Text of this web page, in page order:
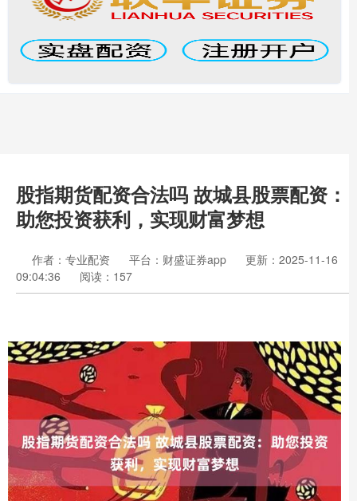
股指期货配资合法吗 故城县股票配资：
助您投资获利，实现财富梦想
作者：专业配资 平台：财盛证券app
更新：2025-11-16
09:04:36
阅读：157